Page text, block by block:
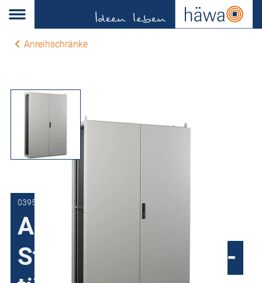
Anreihschränke
0395-1122-60-17
Anreihschrank
Stahlblech H395, 2-